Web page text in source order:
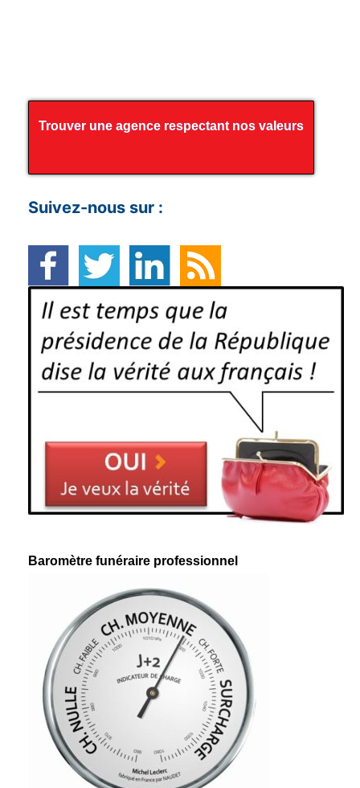
Trouver une agence respectant nos valeurs
Suivez-nous sur :
Baromètre funéraire professionnel